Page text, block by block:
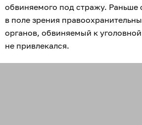
обвиняемого под стражу. Раньше
в поле зрения
органов, обвиняемый к
не привлекался.